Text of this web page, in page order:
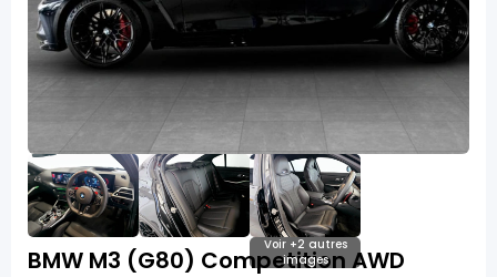
Voir +2 autres
images
BMW M3 (G80) Competition AWD